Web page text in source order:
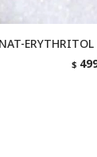
NAT-ERYTHRITOL
$